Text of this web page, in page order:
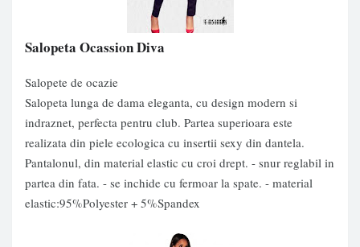
Salopeta Ocassion Diva
Salopete de ocazie
Salopeta lunga de dama eleganta, cu design modern si
indraznet, perfecta pentru club. Partea superioara este
realizata din piele ecologica cu insertii sexy din dantela.
Pantalonul, din material elastic cu croi drept. - snur reglabil in
partea din fata. - se inchide cu fermoar la spate. - material
elastic:95%Polyester + 5%Spandex